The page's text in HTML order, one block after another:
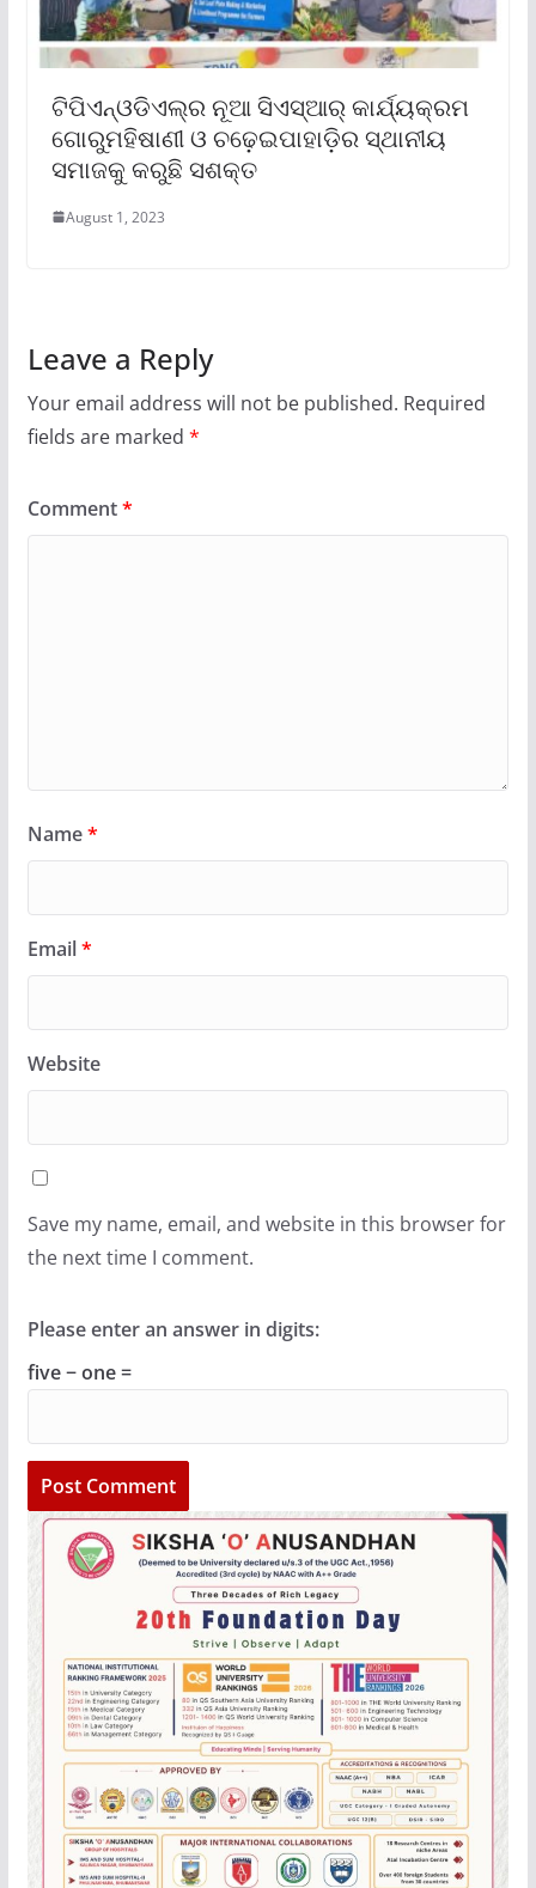
ଟିପିଏନ୍‌ଓଡିଏଲ୍‌ର ନୂଆ ସିଏସ୍‌ଆର୍ କାର୍ଯ୍ୟକ୍ରମ
ଗୋରୁମହିଷାଣୀ ଓ ଚଢ଼େଇପାହାଡ଼ିର ସ୍ଥାନୀୟ
ସମାଜକୁ କରୁଛି ସଶକ୍ତ
August 1, 2023
Leave a Reply
Your email address will not be published. Required
fields are marked *
Comment*
Name*
Email*
Website
Save my name, email, and website in this browser for
the next time I comment.
Please enter an answer in digits:
five − one =